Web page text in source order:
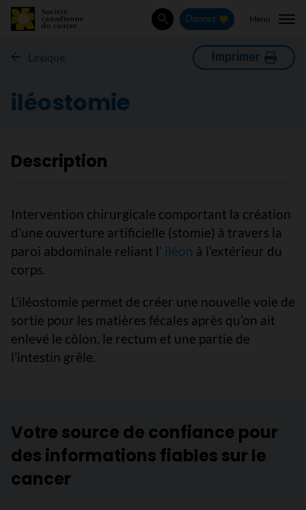
Rechercher
Donnez Menu
Lexique Imprimer
iléostomie
Description
Intervention chirurgicale comportant la création
d’une ouverture artificielle (stomie) à travers la
paroi abdominale reliant l’ iléon à l’extérieur du
corps.
L’iléostomie permet de créer une nouvelle voie de
sortie pour les matières fécales après qu’on ait
enlevé le côlon, le rectum et une partie de
l’intestin grêle.
Votre source de confiance pour
des informations fiables sur le
cancer